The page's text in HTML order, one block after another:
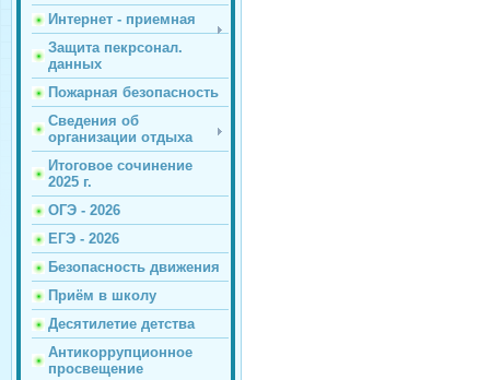
Интернет - приемная
Защита пекрсонал.
данных
Пожарная безопасность
Сведения об
организации отдыха
Итоговое сочинение
2025 г.
ОГЭ - 2026
ЕГЭ - 2026
Безопасность движения
Приём в школу
Десятилетие детства
Антикоррупционное
просвещение